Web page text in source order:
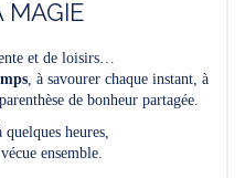
MAGIE
et de loisirs…
, à savourer chaque instant, à
de bonheur partagée.
heures,
ensemble.